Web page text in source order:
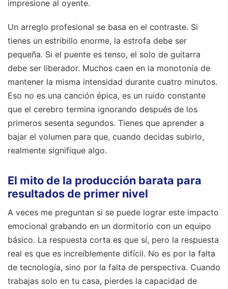
impresione al oyente.
Un arreglo profesional se basa en el contraste. Si
tienes un estribillo enorme, la estrofa debe ser
pequeña. Si el puente es tenso, el solo de guitarra
debe ser liberador. Muchos caen en la monotonía de
mantener la misma intensidad durante cuatro minutos.
Eso no es una canción épica, es un ruido constante
que el cerebro termina ignorando después de los
primeros sesenta segundos. Tienes que aprender a
bajar el volumen para que, cuando decidas subirlo,
realmente signifique algo.
El mito de la producción barata para
resultados de primer nivel
A veces me preguntan si se puede lograr este impacto
emocional grabando en un dormitorio con un equipo
básico. La respuesta corta es que sí, pero la respuesta
real es que es increíblemente difícil. No es por la falta
de tecnología, sino por la falta de perspectiva. Cuando
trabajas solo en tu casa, pierdes la capacidad de